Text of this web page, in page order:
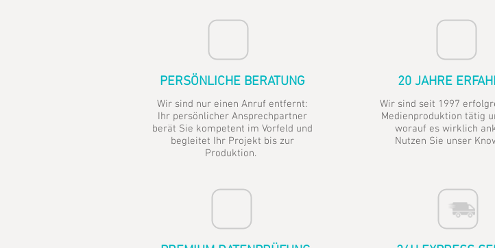
PERSÖNLICHE BERATUNG
Wir sind nur einen Anruf entfernt:
Ihr persönlicher Ansprechpartner
berät Sie kompetent im Vorfeld und
begleitet Ihr Projekt bis zur
Produktion.
20 JAHRE
Wir sind seit 1997
Medienproduktion tätig
worauf es wirklich
Nutzen Sie unser